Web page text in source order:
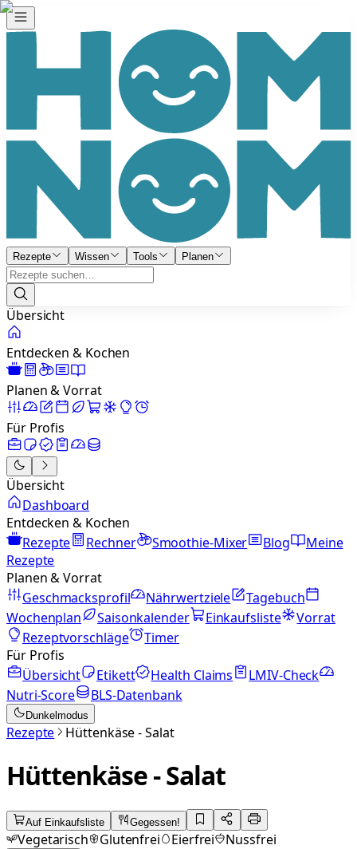
Rezepte Wissen Tools Planen
Übersicht
Entdecken & Kochen
Planen & Vorrat
Für Profis
Übersicht
Dashboard
Entdecken & Kochen
Rezepte
Rechner Smoothie-Mixer Blog
Meine
Rezepte
Planen & Vorrat
Geschmacksprofil
Nährwertziele
Tagebuch
Wochenplan
Saisonkalender Einkaufsliste
Vorrat
Rezeptvorschläge
Timer
Für Profis
Übersicht
Etikett Health Claims
LMIV-Check
Nutri-Score
BLS-Datenbank
Dunkelmodus
Rezepte Hüttenkäse - Salat
Hüttenkäse - Salat
Auf Einkaufsliste Gegessen!
Vegetarisch Glutenfrei Eierfrei Nussfrei